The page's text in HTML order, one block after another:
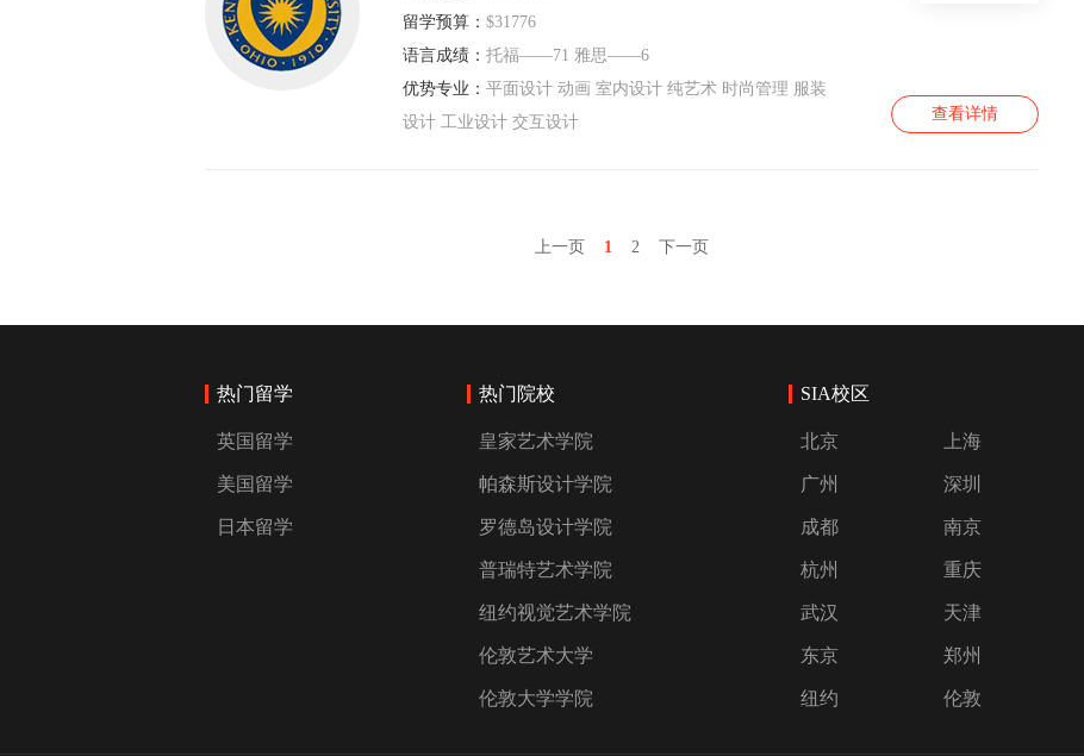
查看详情
留学预算： $31776
语言成绩： 托福——71 雅思——6
优势专业： 平面设计 动画 室内设计 纯艺术 时尚管理 服装
设计 工业设计 交互设计
上一页 1 2 下一页
热门留学
英国留学
美国留学
日本留学
热门院校
皇家艺术学院
帕森斯设计学院
罗德岛设计学院
普瑞特艺术学院
纽约视觉艺术学院
伦敦艺术大学
伦敦大学学院
SIA校区
北京 上海
广州 深圳
成都 南京
杭州 重庆
武汉 天津
东京 郑州
纽约 伦敦